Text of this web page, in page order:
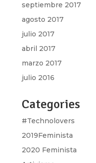
septiembre 2017
agosto 2017
julio 2017
abril 2017
marzo 2017
julio 2016
Categories
#Technolovers
2019Feminista
2020 Feminista